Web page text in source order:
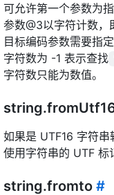
可允许第一个参数为
参数@3以字符计数，
目标编码参数需要指
字符数为 -1 表示查找
字符数只能为数值。
如果是 UTF16 字符串
使用字符串的 UTF 标
string.fromto #